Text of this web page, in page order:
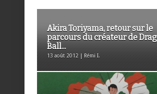
Akira Toriyama, retour sur le
parcours du créateur de
Ball...
13 août 2012 | Rémi I.